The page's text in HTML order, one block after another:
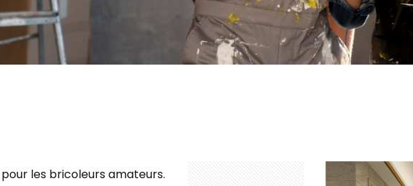
les bricoleurs amateurs.